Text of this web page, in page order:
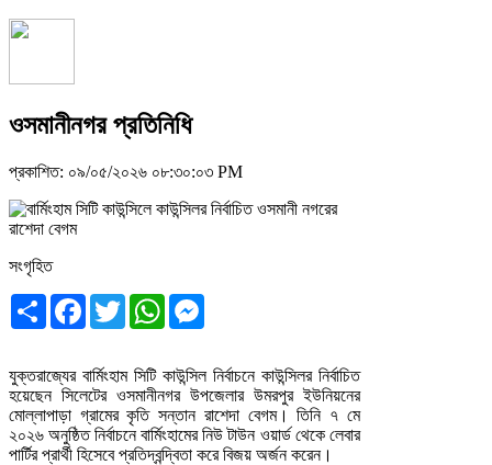
ওসমানীনগর প্রতিনিধি
প্রকাশিত: ০৯/০৫/২০২৬ ০৮:৩০:০৩ PM
সংগৃহিত
Share Facebook
TwitterWhatsApp
যুক্তরাজ্যের বার্মিংহাম সিটি কাউন্সিল নির্বাচনে কাউন্সিলর নির্বাচিত
হয়েছেন সিলেটের ওসমানীনগর উপজেলার উমরপুর ইউনিয়নের
মোল্লাপাড়া গ্রামের কৃতি সন্তান রাশেদা বেগম। তিনি ৭ মে
২০২৬ অনুষ্ঠিত নির্বাচনে বার্মিংহামের নিউ টাউন ওয়ার্ড থেকে লেবার
পার্টির প্রার্থী হিসেবে প্রতিদ্বন্দ্বিতা করে বিজয় অর্জন করেন।